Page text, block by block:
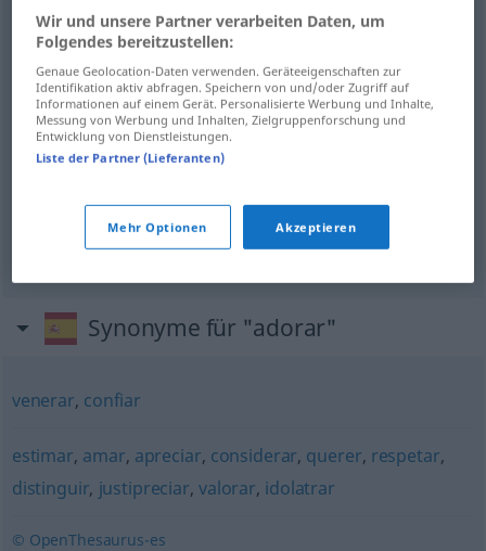
anbeten adorar REL
verehren adorar(≈ admirar) FIG
vergöttern adorar(≈ amar demasiado)
gernemögen adorar(≈ gustar mucho)
Synonyme für "adorar"
venerar, confiar
estimar, amar, apreciar, considerar, querer, respetar,
distinguir, justipreciar,valorar, idolatrar
© OpenThesaurus-es
Wir und unsere Partner verarbeiten Daten, um
Folgendes bereitzustellen:
Genaue Geolocation-Daten verwenden. Geräteeigenschaften zur
Identifikation aktiv abfragen. Speichern von und/oder Zugriff auf
Informationen auf einem Gerät. Personalisierte Werbung und Inhalte,
Messung von Werbung und Inhalten, Zielgruppenforschung und
Entwicklung von Dienstleistungen.
Liste der Partner (Lieferanten)
Mehr Optionen Akzeptieren